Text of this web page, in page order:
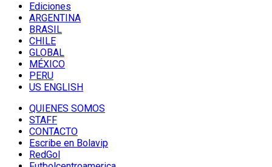
Ediciones
ARGENTINA
BRASIL
CHILE
GLOBAL
MÉXICO
PERU
US ENGLISH
QUIENES SOMOS
STAFF
CONTACTO
Escribe en Bolavip
RedGol